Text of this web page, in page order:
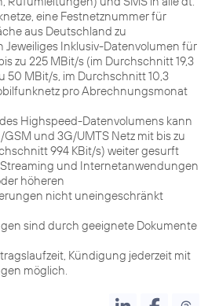
eine Festnetznummer für
aus Deutschland zu
Jeweiliges Inklusiv-Datenvolumen für
zu 225 MBit/s (im Durchschnitt 19,3
50 MBit/s, im Durchschnitt 10,3
pro Abrechnungsmonat
Highspeed-Datenvolumens kann
GSM und 3G/UMTS Netz mit bis zu
994 KBit/s) weiter gesurft
und Internetanwendungen
höheren
nicht uneingeschränkt
sind durch geeignete Dokumente
Kündigung jederzeit mit
möglich.